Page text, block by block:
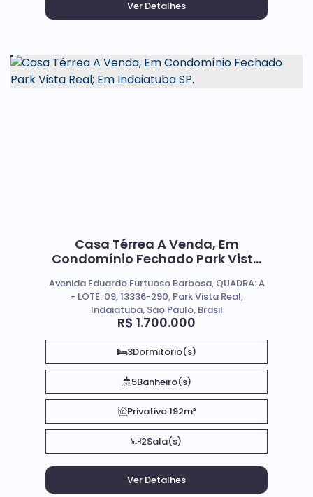
Casa Térrea A Venda, Em
Condomínio Fechado Park Vista
R$ 1.700.000
Avenida Eduardo Furtuoso Barbosa, QUADRA: A
- LOTE: 09, 13336-290, Park Vista Real,
Indaiatuba, São Paulo, Brasil
3Dormitório(s)
5Banheiro(s)
Privativo:192m²
2Sala(s)